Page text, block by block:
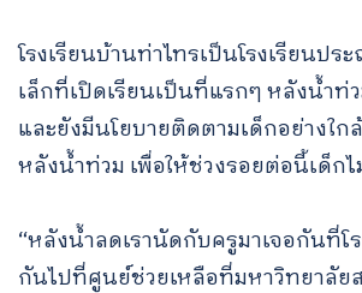
โรงเรียนบ้านท่าไทรเป็นโรงเรียนปร
เล็กที่เปิดเรียนเป็นที่แรกๆ หลังน้ำท่
และยังมีนโยบายติดตามเด็กอย่างใ
หลังน้ำท่วม เพื่อให้ช่วงรอยต่อนี้เด็ก
“หลังน้ำลดเรานัดกับครูมาเจอกันที่โ
กันไปที่ศูนย์ช่วยเหลือที่มหาวิทยาลัย